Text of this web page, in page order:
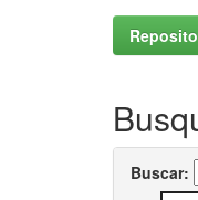
Buscar: